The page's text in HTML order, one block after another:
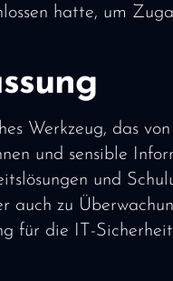
hatte, um
Werkzeug, das
und sensible
und
auch zu
für die IT-